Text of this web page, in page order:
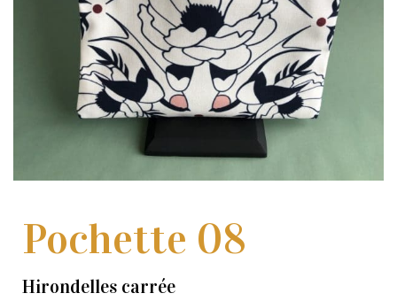
Pochette 08
Hirondelles carrée